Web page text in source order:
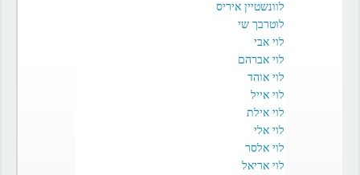
לוונשטיין איריס
לוטרבך שי
לוי אבי
לוי אברהם
לוי אוהד
לוי אייל
לוי אילת
לוי אלי
לוי אלסר
לוי אריאל